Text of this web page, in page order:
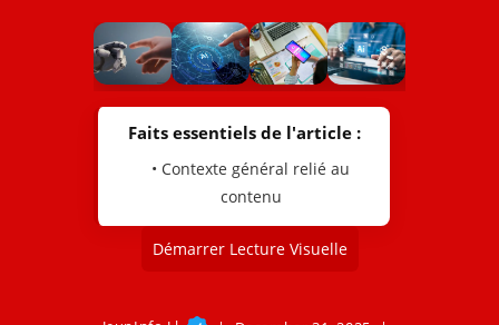
Faits essentiels de l'article :
• Contexte général relié au
contenu
Démarrer Lecture Visuelle